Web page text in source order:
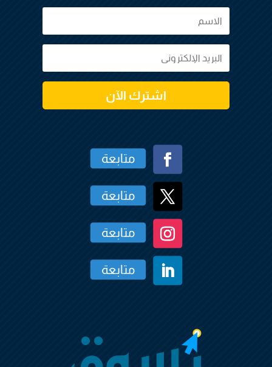
اشترك الآن
متابعة
متابعة
متابعة
متابعة